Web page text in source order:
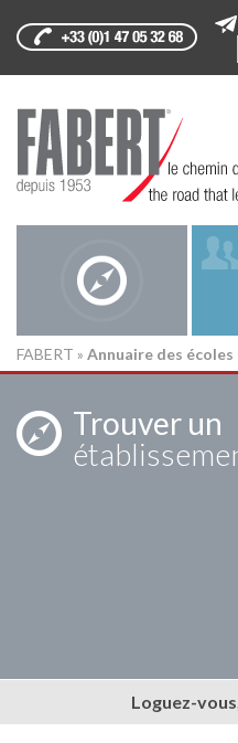
FABERT » Annuaire des écoles
Trouver un
Loguez-